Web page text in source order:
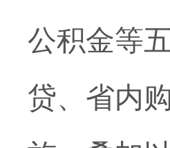
公积金等
贷、省内